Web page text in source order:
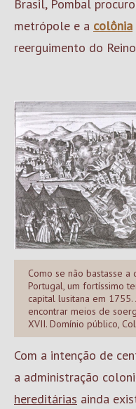
Brasil, Pombal
metrópole e a colônia
reerguimento do
Como se não bastasse
Portugal, um fortíssimo
capital lusitana em
encontrar meios de
XVII. Domínio público,
Com a intenção de
a administração
hereditárias ainda